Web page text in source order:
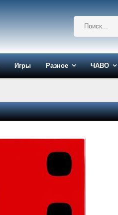
Игры Разное ЧАВО